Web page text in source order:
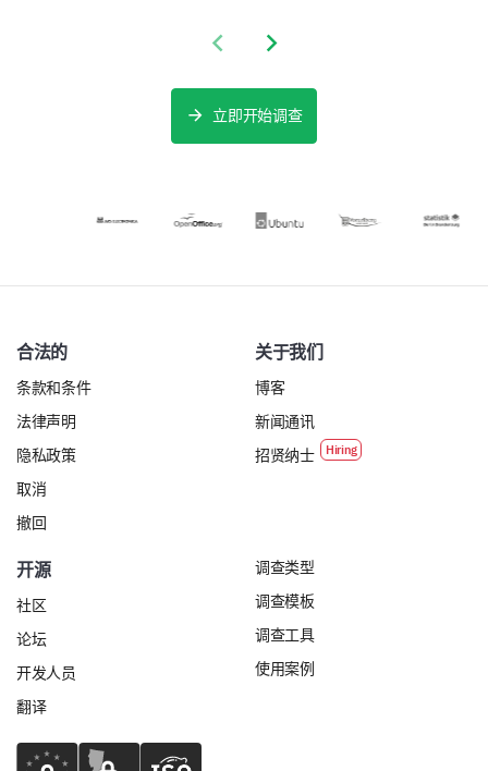
解。Previous slide
Next slide
立即开始调查
合法的
条款和条件
法律声明
隐私政策
取消
撤回
关于我们
博客
新闻通讯
招贤纳士
开源
社区
论坛
开发人员
翻译
调查类型
调查模板
调查工具
使用案例